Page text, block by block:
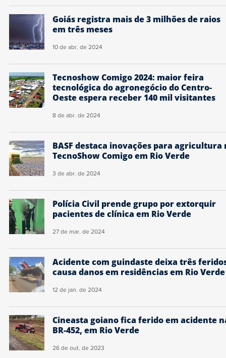
Goiás registra mais de 3 milhões de raios
em três meses
10 de abr. de 2024
Tecnoshow Comigo 2024: maior feira
tecnológica do agronegócio do Centro-
Oeste espera receber 140 mil visitantes
8 de abr. de 2024
BASF destaca inovações para agricultura
TecnoShow Comigo em Rio Verde
3 de abr. de 2024
Polícia Civil prende grupo por extorquir
pacientes de clínica em Rio Verde
27 de mar. de 2024
Acidente com guindaste deixa três
causa danos em residências em Rio Verde
12 de jan. de 2024
Cineasta goiano fica ferido em acidente
BR-452, em Rio Verde
26 de out. de 2023